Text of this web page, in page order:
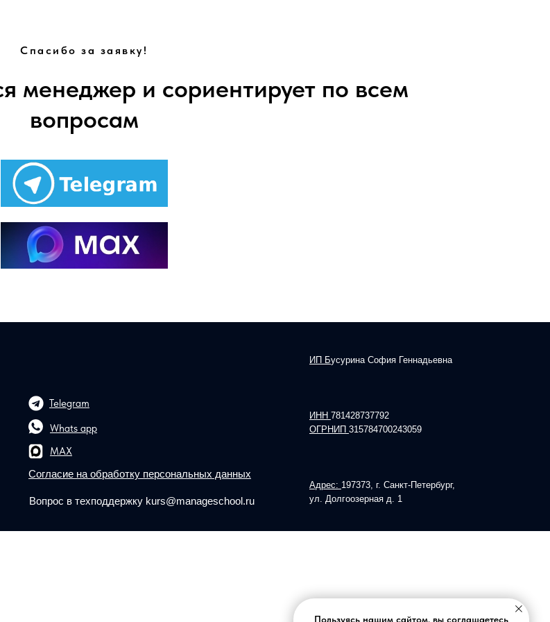
Спасибо за заявку!
менеджер и сориентирует по всем
вопросам
Tilda Publishing
Вопрос в техподдержку kurs@manageschool.ru
Согласие на обработку персональных данных
ИП Бусурина София Геннадьевна
ИНН 781428737792
ОГРНИП 315784700243059
Адрес: 197373, г. Санкт-Петербург,
ул. Долгоозерная д. 1
Telegram
Whats app
MAX
Пользуясь нашим сайтом, вы соглашаетесь